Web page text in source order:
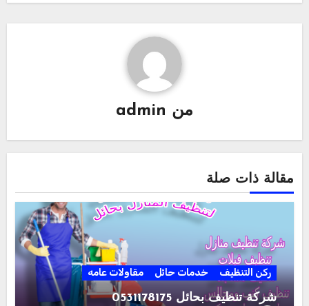
من admin
مقالة ذات صلة
ركن التنظيف خدمات حائل مقاولات عامه
شركة تنظيف بحائل 0531178175